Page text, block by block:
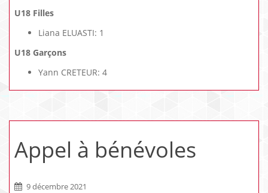
U18 Filles
Liana ELUASTI: 1
U18 Garçons
Yann CRETEUR: 4
Appel à bénévoles
9 décembre 2021